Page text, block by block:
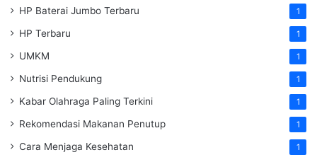
HP Baterai Jumbo Terbaru 1
HP Terbaru 1
UMKM 1
Nutrisi Pendukung 1
Kabar Olahraga Paling Terkini 1
Rekomendasi Makanan Penutup 1
Cara Menjaga Kesehatan 1